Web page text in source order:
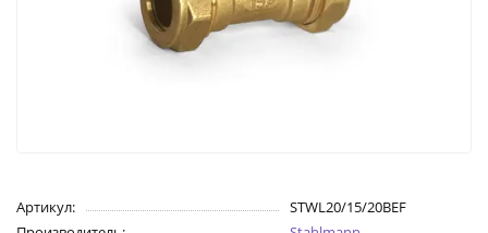
Артикул:
STWL20/15/20BEF